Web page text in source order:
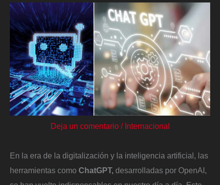
Deja un comentario / Internacional
En la era de la digitalización y la inteligencia artificial, las
herramientas como ChatGPT, desarrolladas por OpenAI,